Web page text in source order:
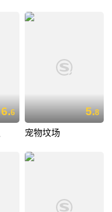
6.6 5.8
宠物坟场